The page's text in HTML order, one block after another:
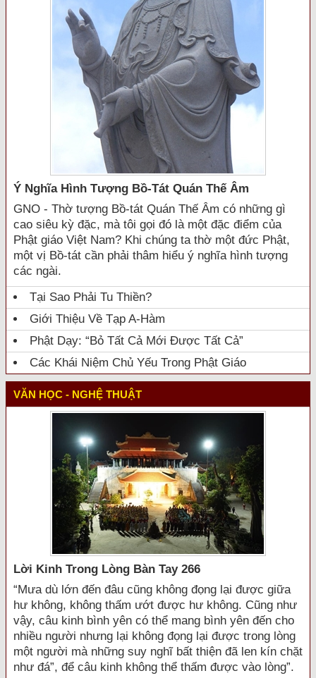
Ý Nghĩa Hình Tượng Bồ-Tát Quán Thế Âm
GNO - Thờ tượng Bồ-tát Quán Thế Âm có những gì
cao siêu kỳ đặc, mà tôi gọi đó là một đặc điểm của
Phật giáo Việt Nam? Khi chúng ta thờ một đức Phật,
một vị Bồ-tát cần phải thâm hiểu ý nghĩa hình tượng
các ngài.
Tại Sao Phải Tu Thiền?
Giới Thiệu Về Tạp A-Hàm
Phật Dạy: “Bỏ Tất Cả Mới Được Tất Cả”
Các Khái Niệm Chủ Yếu Trong Phật Giáo
VĂN HỌC - NGHỆ THUẬT
Lời Kinh Trong Lòng Bàn Tay 266
“Mưa dù lớn đến đâu cũng không đọng lại được giữa
hư không, không thấm ướt được hư không. Cũng như
vậy, câu kinh bình yên có thể mang bình yên đến cho
nhiều người nhưng lại không đọng lại được trong lòng
một người mà những suy nghĩ bất thiện đã len kín chặt
như đá”, để câu kinh không thể thấm được vào lòng”.